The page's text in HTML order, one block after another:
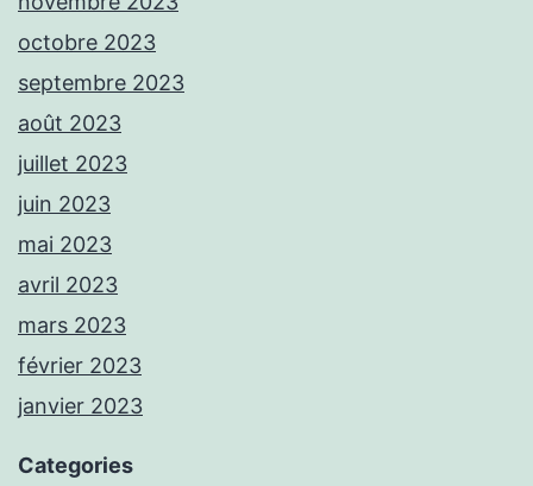
octobre 2023
septembre 2023
août 2023
juillet 2023
juin 2023
mai 2023
avril 2023
mars 2023
février 2023
janvier 2023
Categories